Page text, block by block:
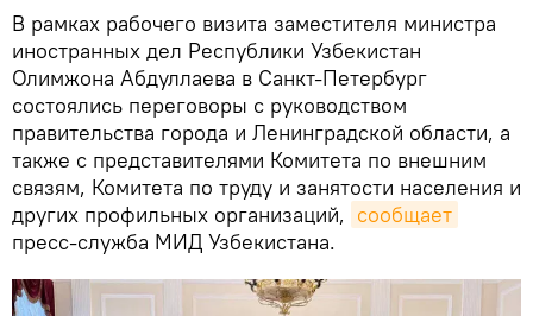
В рамках рабочего визита заместителя министра
иностранных дел Республики Узбекистан
Олимжона Абдуллаева в Санкт-Петербург
состоялись переговоры с руководством
правительства города и Ленинградской области, а
также с представителями Комитета по внешним
связям, Комитета по труду и занятости населения и
других профильных организаций, сообщает
пресс-служба МИД Узбекистана.